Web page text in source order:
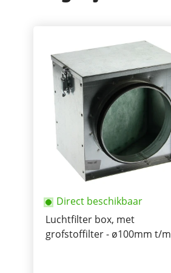
Direct beschikbaar
Luchtfilter box, met
grofstoffilter - ø100mm t/m